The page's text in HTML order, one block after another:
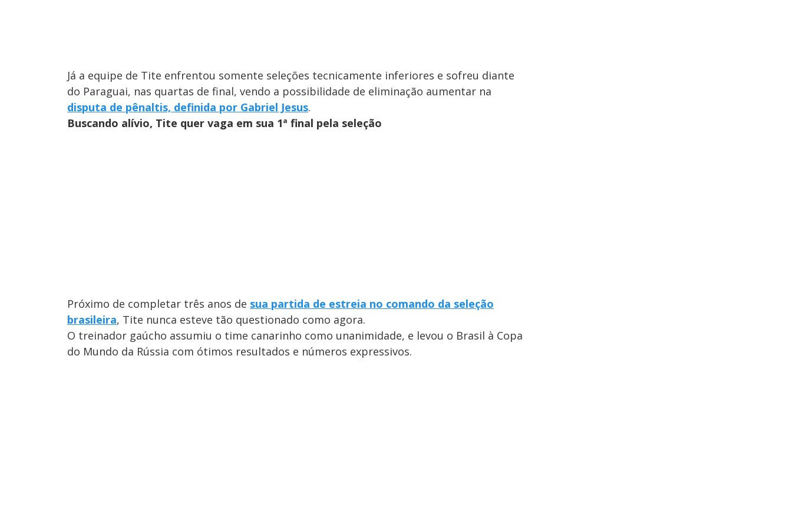
Já a equipe de Tite enfrentou somente seleções tecnicamente inferiores e sofreu diante
do Paraguai, nas quartas de final, vendo a possibilidade de eliminação aumentar na
disputa de pênaltis, definida por Gabriel Jesus.
Buscando alívio, Tite quer vaga em sua 1ª final pela seleção
Próximo de completar três anos de sua partida de estreia no comando da seleção
brasileira, Tite nunca esteve tão questionado como agora.
O treinador gaúcho assumiu o time canarinho como unanimidade, e levou o Brasil à Copa
do Mundo da Rússia com ótimos resultados e números expressivos.